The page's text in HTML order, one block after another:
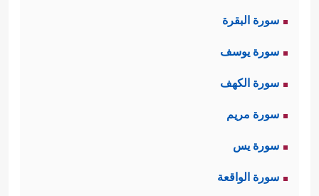
سورة البقرة
سورة يوسف
سورة الكهف
سورة مريم
سورة يس
سورة الواقعة